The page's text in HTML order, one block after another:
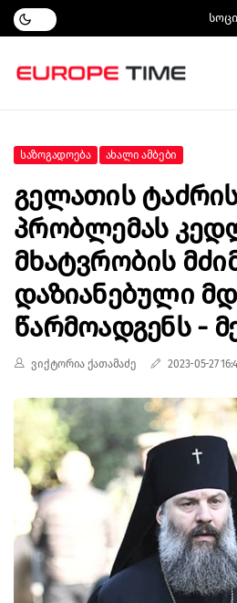
Საზოგადოება Ახალი Ამბები
Გელათის
Პრობლემას
Მხატვრობის
Დაზიანებული
Წარმოადგენს -
ვიქტორია ქათამაძე 2023-05-27